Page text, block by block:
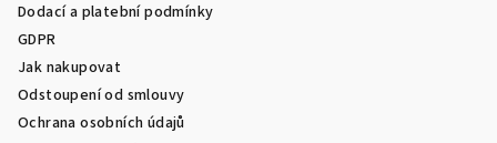
Dodací a platební podmínky
GDPR
Jak nakupovat
Odstoupení od smlouvy
Ochrana osobních údajů